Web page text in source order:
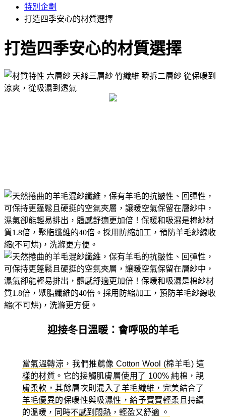
特別企劃
打造四季安心的材質選擇
打造四季安心的材質選擇
迎接冬日溫暖：會呼吸的羊毛
當氣溫轉涼，我們推薦像 Cotton Wool (棉羊毛) 這
樣的材質。它的接觸肌膚層使用了 100% 純棉，親
膚柔軟，其餘層次則混入了羊毛纖維，完美結合了
羊毛優異的保暖性與吸濕性，給予寶寶輕柔且持續
的溫暖，同時不感到悶熱，輕盈又舒適 。